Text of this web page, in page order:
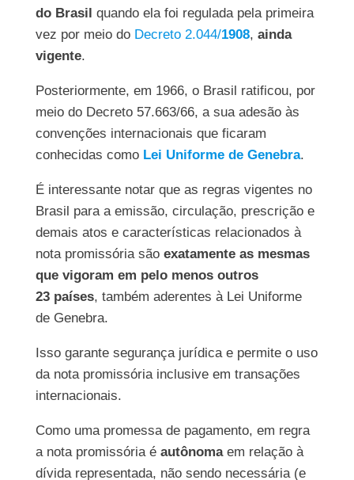
do Brasil quando ela foi regulada pela primeira
vez por meio do Decreto 2.044/1908, ainda
vigente.
Posteriormente, em 1966, o Brasil ratificou, por
meio do Decreto 57.663/66, a sua adesão às
convenções internacionais que ficaram
conhecidas como Lei Uniforme de Genebra.
É interessante notar que as regras vigentes no
Brasil para a emissão, circulação, prescrição e
demais atos e características relacionados à
nota promissória são exatamente as mesmas
que vigoram em pelo menos outros
23 países, também aderentes à Lei Uniforme
de Genebra.
Isso garante segurança jurídica e permite o uso
da nota promissória inclusive em transações
internacionais.
Como uma promessa de pagamento, em regra
a nota promissória é autônomaem relação à
dívida representada, não sendo necessária (e